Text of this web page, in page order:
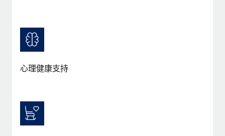
Most teams hear "payroll implementation" and picture a
six-month project with a dedicated team....
心理健康支持